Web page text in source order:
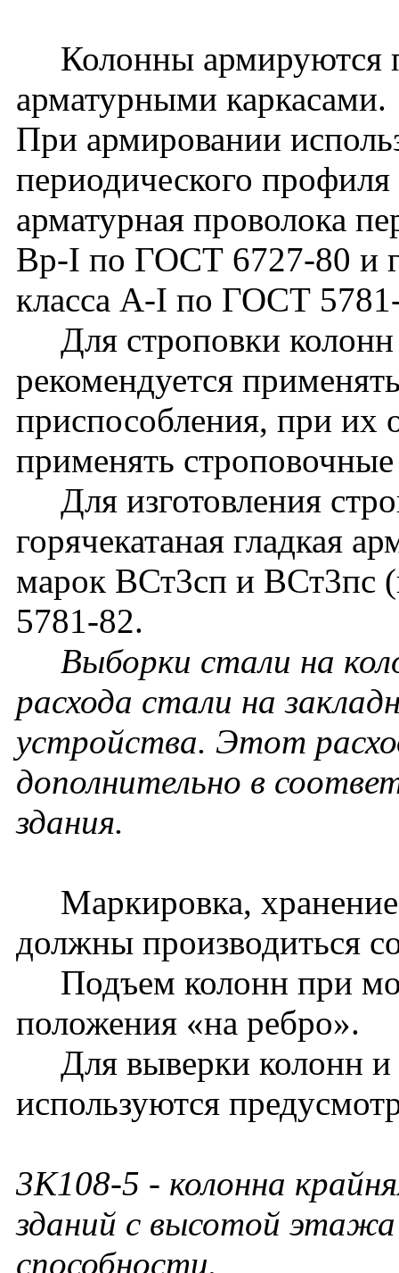
Колонны армируются
арматурными каркасами.
При армировании
периодического
арматурная проволока
Вр-I по ГОСТ 6727-80 и
класса A-I по ГОСТ
Для строповки колонн
рекомендуется
приспособления, при их
применять
Для изготовления
горячекатаная гладкая
марок ВСт3сп и ВСт3пс
5781-82.
Выборки стали на
расхода стали на
устройства. Этот
дополнительно в
здания.
Маркировка,
должны производиться
Подъем колонн при
положения «на ребро».
Для выверки колонн
используются
3К108-5 - колонна
зданий с высотой
способности.